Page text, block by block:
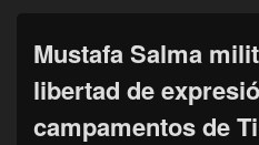
Mustafa Salma
libertad de
campamentos de